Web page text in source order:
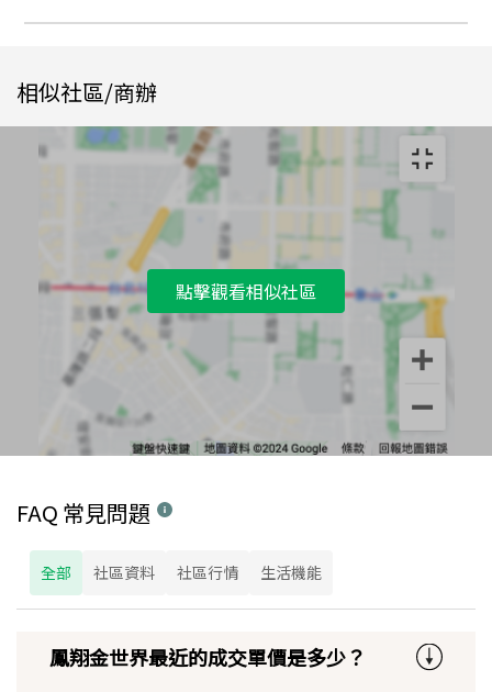
相似社區/商辦
點擊觀看相似社區
FAQ 常見問題
全部 社區資料 社區行情 生活機能
鳳翔金世界最近的成交單價是多少？